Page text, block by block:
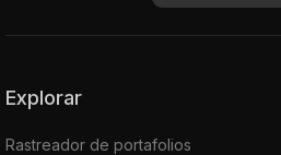
Explorar
Rastreador de portafolios